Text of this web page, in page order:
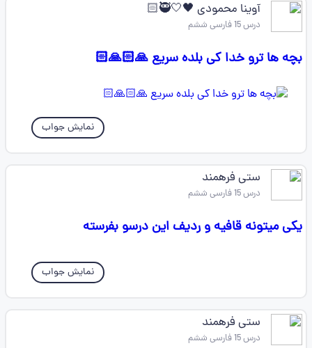
آوینا محمودی 🖤🤍🥷🏻
درس 15 فارسی ششم
بچه ها ترو خدا کی بلده سریع 🙏🏻🙏🏻
نمایش جواب
ستی فرهمند
درس 15 فارسی ششم
یکی میتونه قافیه و ردیف این درسو بفرسته
نمایش جواب
ستی فرهمند
درس 15 فارسی ششم